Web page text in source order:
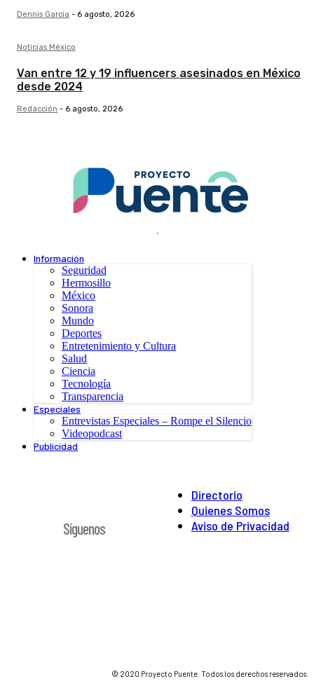
Dennis Garcia - 6 agosto, 2026
Noticias México
Van entre 12 y 19 influencers asesinados en México
desde 2024
Redacción - 6 agosto, 2026
.
Información
Seguridad
Hermosillo
México
Sonora
Mundo
Deportes
Entretenimiento y Cultura
Salud
Ciencia
Tecnología
Transparencia
Especiales
Entrevistas Especiales – Rompe el Silencio
Videopodcast
Publicidad
Directorio
Quienes Somos
Aviso de Privacidad
Síguenos
© 2020 Proyecto Puente. Todos los derechos reservados.